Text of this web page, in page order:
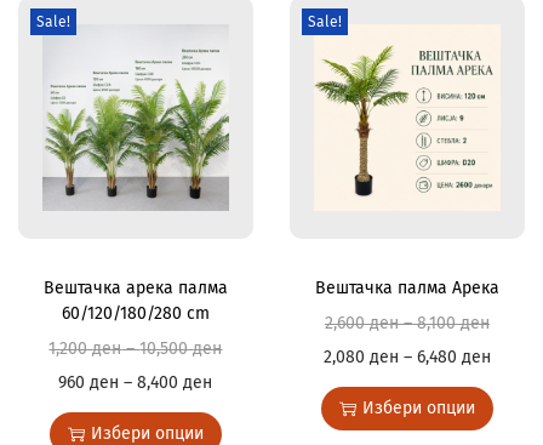
Sale!
Вештачка арека палма
60/120/180/280 cm
1,200ден–10,500ден
960ден –8,400ден
Избери опции
Sale!
Вештачка палма Арека
2,600ден–8,100ден
2,080 ден – 6,480 ден
Избери опции